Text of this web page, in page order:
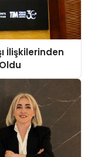
İlişkilerinden